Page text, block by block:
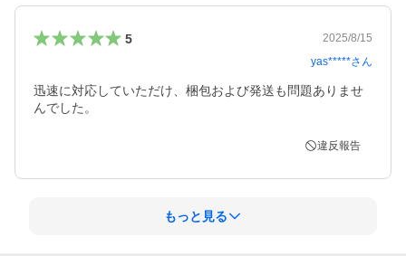
5
2025/8/15
yas*****さん
迅速に対応していただけ、梱包および発送も問題ありませ
んでした。
違反報告
もっと見る